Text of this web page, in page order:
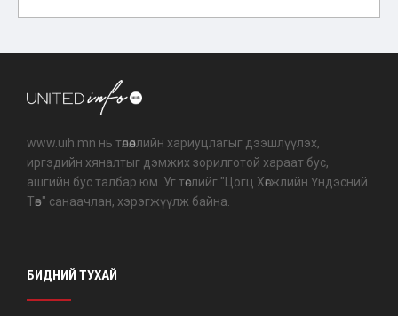
www.uih.mn нь төлөөллийн хариуцлагыг дээшлүүлэх,
иргэдийн хяналтыг дэмжих зорилготой хараат бус,
ашгийн бус талбар юм. Уг төслийг "Цогц Хөгжлийн Үндэсний
Төв" санаачлан, хэрэгжүүлж байна.
БИДНИЙ ТУХАЙ